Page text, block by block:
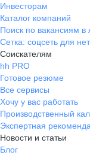
Инвесторам
Каталог компаний
Поиск по вакансиям в
Сетка: соцсеть для
Соискателям
hh PRO
Готовое резюме
Все сервисы
Хочу у вас работать
Производственный
Экспертная
Новости и статьи
Блог